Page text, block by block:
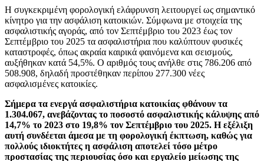
Η συγκεκριμένη φορολογική ελάφρυνση λειτουργεί ως σημαντικό
κίνητρο για την ασφάλιση κατοικιών. Σύμφωνα με στοιχεία της
ασφαλιστικής αγοράς, από τον Σεπτέμβριο του 2023 έως τον
Σεπτέμβριο του 2025 τα ασφαλιστήρια που καλύπτουν φυσικές
καταστροφές, όπως ακραία καιρικά φαινόμενα και σεισμούς,
αυξήθηκαν κατά 54,5%. Ο αριθμός τους ανήλθε στις 786.206 από
508.908, δηλαδή προστέθηκαν περίπου 277.300 νέες
ασφαλισμένες κατοικίες.
Σήμερα τα ενεργά ασφαλιστήρια κατοικίας φθάνουν τα
1.304.067, ανεβάζοντας το ποσοστό ασφαλιστικής κάλυψης από
14,7% το 2023 στο 19,8% τον Σεπτέμβριο του 2025. Η εξέλιξη
αυτή συνδέεται άμεσα με τη φορολογική έκπτωση, καθώς για
πολλούς ιδιοκτήτες η ασφάλιση αποτελεί τόσο μέτρο
προστασίας της περιουσίας όσο και εργαλείο μείωσης της